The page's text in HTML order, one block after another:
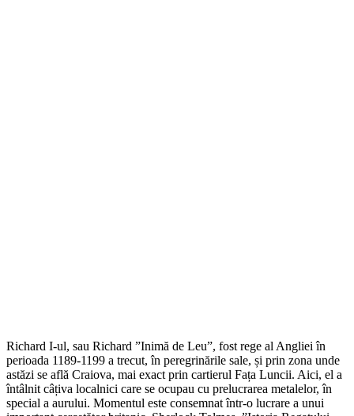
Richard I-ul, sau Richard ”Inimă de Leu”, fost rege al Angliei în
perioada 1189-1199 a trecut, în peregrinările sale, și prin zona unde
astăzi se află Craiova, mai exact prin cartierul Fața Luncii. Aici, el a
întâlnit câțiva localnici care se ocupau cu prelucrarea metalelor, în
special a aurului. Momentul este consemnat într-o lucrare a unui